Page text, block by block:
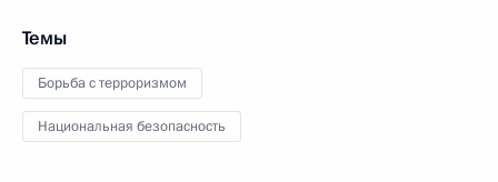
Темы
Борьба с терроризмом
Национальная безопасность